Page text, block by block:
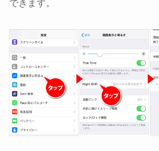
できます。